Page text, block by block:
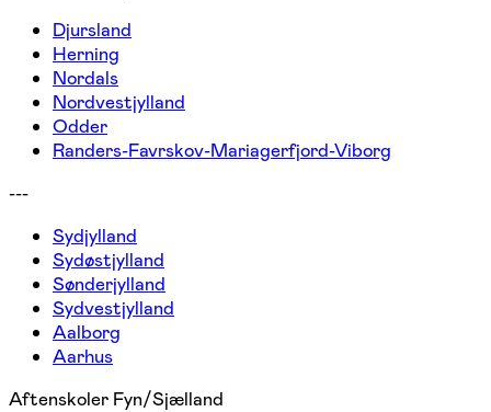
Djursland
Herning
Nordals
Nordvestjylland
Odder
Randers-Favrskov-Mariagerfjord-Viborg
---
Sydjylland
Sydøstjylland
Sønderjylland
Sydvestjylland
Aalborg
Aarhus
Aftenskoler Fyn/Sjælland